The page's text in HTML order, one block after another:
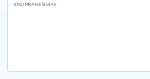
JŪSŲ PRANEŠIMAS